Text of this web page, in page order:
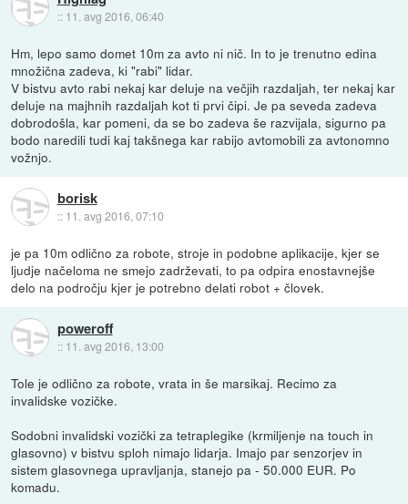
:: 11. avg 2016, 06:40
Hm, lepo samo domet 10m za avto ni nič. In to je trenutno edina
množična zadeva, ki "rabi" lidar.
V bistvu avto rabi nekaj kar deluje na večjih razdaljah, ter nekaj kar
deluje na majhnih razdaljah kot ti prvi čipi. Je pa seveda zadeva
dobrodošla, kar pomeni, da se bo zadeva še razvijala, sigurno pa
bodo naredili tudi kaj takšnega kar rabijo avtomobili za avtonomno
vožnjo.
borisk
:: 11. avg 2016, 07:10
je pa 10m odlično za robote, stroje in podobne aplikacije, kjer se
ljudje načeloma ne smejo zadrževati, to pa odpira enostavnejše
delo na področju kjer je potrebno delati robot + človek.
poweroff
:: 11. avg 2016, 13:00
Tole je odlično za robote, vrata in še marsikaj. Recimo za
invalidske vozičke.
Sodobni invalidski vozički za tetraplegike (krmiljenje na touch in
glasovno) v bistvu sploh nimajo lidarja. Imajo par senzorjev in
sistem glasovnega upravljanja, stanejo pa - 50.000 EUR. Po
komadu.